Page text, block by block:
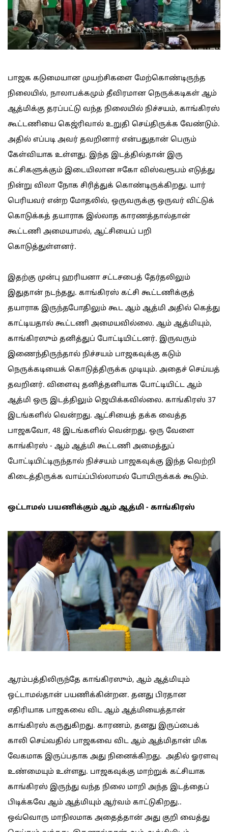
பாஜக கடுமையான முயற்சிகளை மேற்கொண்டிருந்த
நிலையில், நாலாபக்கமும் தீவிரமான நெருக்கடிகள் ஆம்
ஆத்மிக்கு தரப்பட்டு வந்த நிலையில் நிச்சயம், காங்கிரஸ்
கூட்டணியை கெஜ்ரிவால் உறுதி செய்திருக்க வேண்டும்.
அதில் எப்படி அவர் தவறினார் என்பதுதான் பெரும்
கேள்வியாக உள்ளது. இந்த இடத்தில்தான் இரு
கட்சிகளுக்கும் இடையிலான ஈகோ விஸ்வரூபம் எடுத்து
நின்று விலா நோக சிரித்துக் கொண்டிருக்கிறது. யார்
பெரியவர் என்ற மோதலில், ஒருவருக்கு ஒருவர் விட்டுக்
கொடுக்கத் தயாராக இல்லாத காரணத்தால்தான்
கூட்டணி அமையாமல், ஆட்சியைப் பறி
கொடுத்துள்ளனர்.
இதற்கு முன்பு ஹரியனா சட்டசபைத் தேர்தலிலும்
இதுதான் நடந்தது. காங்கிரஸ் கட்சி கூட்டணிக்குத்
தயாராக இருந்தபோதிலும் கூட ஆம் ஆத்மி அதில் கெத்து
காட்டியதால் கூட்டணி அமையவில்லை. ஆம் ஆத்மியும்,
காங்கிரஸும் தனித்துப் போட்டியிட்டனர். இருவரும்
இணைந்திருந்தால் நிச்சயம் பாஜகவுக்கு கடும்
நெருக்கடியைக் கொடுத்திருக்க முடியும். அதைச் செய்யத்
தவறினர். விளைவு தனித்தனியாக போட்டியிட்ட ஆம்
ஆத்மி ஒரு இடத்திலும் ஜெயிக்கவில்லை. காங்கிரஸ் 37
இடங்களில் வென்றது. ஆட்சியைத் தக்க வைத்த
பாஜகவோ, 48 இடங்களில் வென்றது. ஒரு வேளை
காங்கிரஸ் - ஆம் ஆத்மி கூட்டணி அமைத்துப்
போட்டியிட்டிருந்தால் நிச்சயம் பாஜகவுக்கு இந்த வெற்றி
கிடைத்திருக்க வாய்ப்பில்லாமல் போயிருக்கக் கூடும்.
ஒட்டாமல் பயணிக்கும் ஆம் ஆத்மி - காங்கிரஸ்
ஆரம்பத்திலிருந்தே காங்கிரஸும், ஆம் ஆத்மியும்
ஒட்டாமல்தான் பயணிக்கின்றன. தனது பிரதான
எதிரியாக பாஜகவை விட ஆம் ஆத்மியைத்தான்
காங்கிரஸ் கருதுகிறது. காரணம், தனது இருப்பைக்
காலி செய்வதில் பாஜகவை விட ஆம் ஆத்மிதான் மிக
வேகமாக இருப்பதாக அது நினைக்கிறது. அதில் ஓரளவு
உண்மையும் உள்ளது. பாஜகவுக்கு மாற்றுக் கட்சியாக
காங்கிரஸ் இருந்து வந்த நிலை மாறி அந்த இடத்தைப்
பிடிக்கவே ஆம் ஆத்மியும் ஆர்வம் காட்டுகிறது..
ஒவ்வொரு மாநிலமாக அதைத்தான் அது குறி வைத்து